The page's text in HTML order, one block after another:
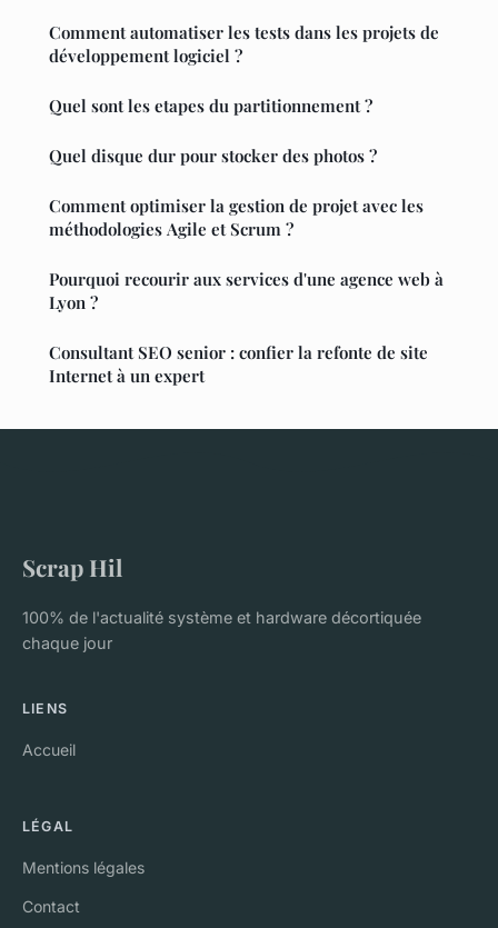
Comment automatiser les tests dans les projets de
développement logiciel ?
Quel sont les etapes du partitionnement ?
Quel disque dur pour stocker des photos ?
Comment optimiser la gestion de projet avec les
méthodologies Agile et Scrum ?
Pourquoi recourir aux services d'une agence web à
Lyon ?
Consultant SEO senior : confier la refonte de site
Internet à un expert
Scrap Hil
100% de l'actualité système et hardware décortiquée
chaque jour
LIENS
Accueil
LÉGAL
Mentions légales
Contact